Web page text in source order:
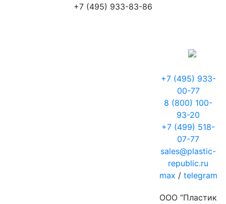
+7 (495) 933-83-86
+7 (495) 933-
00-77
8 (800) 100-
93-20
+7 (499) 518-
07-77
sales@plastic-
republic.ru
max / telegram
ООО “Пластик